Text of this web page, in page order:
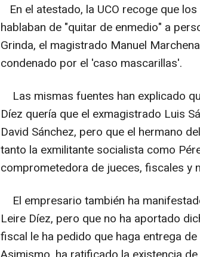
En el atestado, la UCO recoge que
hablaban de "quitar de enmedio" a
Grinda, el magistrado Manuel
condenado por el 'caso mascarillas'.
Las mismas fuentes han explicado
Díez quería que el exmagistrado Luis
David Sánchez, pero que el hermano
tanto la exmilitante socialista como
comprometedora de jueces, fiscales y
El empresario también ha
Leire Díez, pero que no ha aportado
fiscal le ha pedido que haga entrega